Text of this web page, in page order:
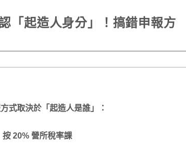
「起造人身分」！搞錯申報方
式取決於「起造人是誰」：
20% 營所稅率課